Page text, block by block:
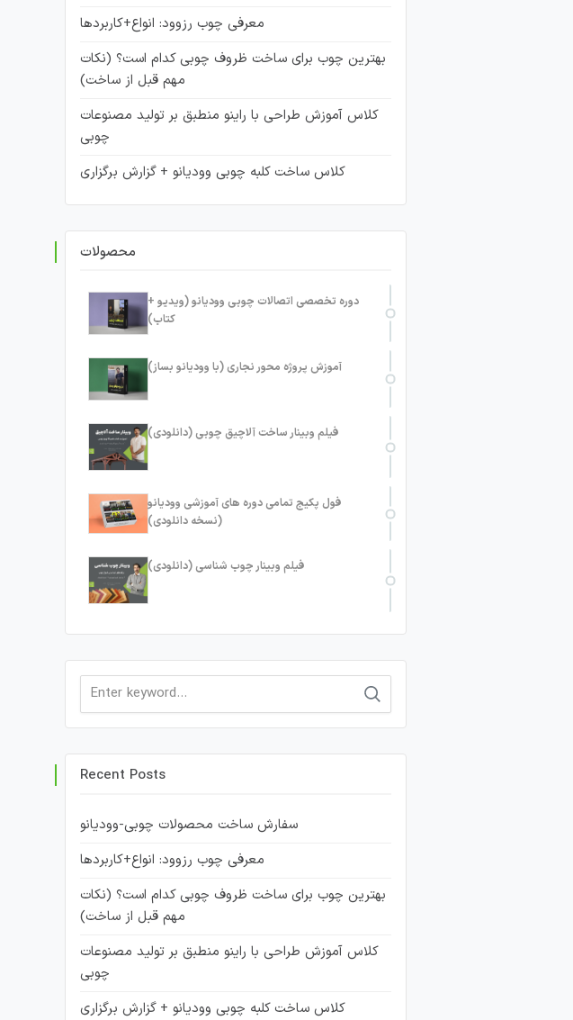
معرفی چوب رزوود: انواع+کاربردها
بهترین چوب برای ساخت ظروف چوبی کدام است؟ (نکات
مهم قبل از ساخت)
کلاس آموزش طراحی با راینو منطبق بر تولید مصنوعات
چوبی
کلاس ساخت کلبه چوبی وودیانو + گزارش برگزاری
محصولات
دوره تخصصی اتصالات چوبی وودیانو (ویدیو +
کتاب)
آموزش پروژه محور نجاری (با وودیانو بساز)
فیلم وبینار ساخت آلاچیق چوبی (دانلودی)
فول پکیج تمامی دوره های آموزشی وودیانو
(نسخه دانلودی)
فیلم وبینار چوب شناسی (دانلودی)
Search
Recent Posts
سفارش ساخت محصولات چوبی-وودیانو
معرفی چوب رزوود: انواع+کاربردها
بهترین چوب برای ساخت ظروف چوبی کدام است؟ (نکات
مهم قبل از ساخت)
کلاس آموزش طراحی با راینو منطبق بر تولید مصنوعات
چوبی
کلاس ساخت کلبه چوبی وودیانو + گزارش برگزاری